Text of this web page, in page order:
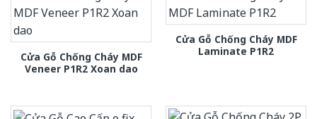
Cửa Gỗ Chống Cháy MDF
Veneer P1R2 Xoan dao
Cửa Gỗ Chống Cháy MDF
Laminate P1R2